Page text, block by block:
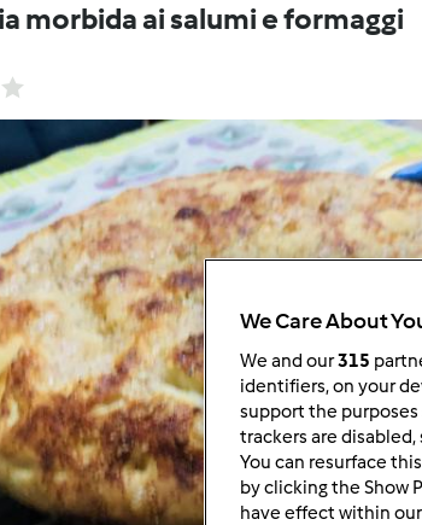
morbida ai salumi e formaggi
We Care About
We and our315
identifiers, on your
support the purposes
trackers are
You can resurface
by clicking the Show
have effect within